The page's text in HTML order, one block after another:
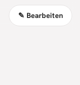
✎ Bearbeiten